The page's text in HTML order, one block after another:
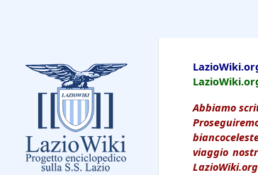
Abbiamo
viaggio
LazioWiki.org